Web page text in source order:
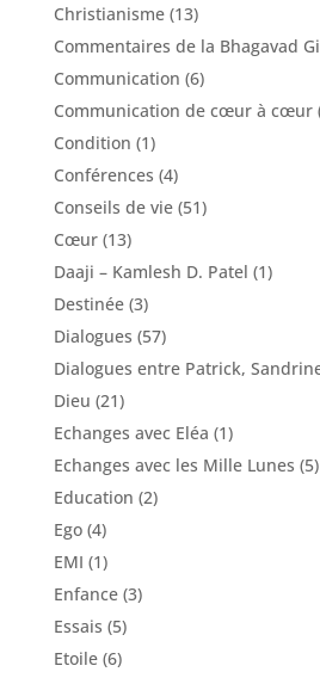
Christianisme(13)
Commentaires de la Bhagavad
Communication (6)
Communication de cœur à cœur
Condition (1)
Conférences (4)
Conseils de vie(51)
Cœur(13)
Daaji – Kamlesh D. Patel (1)
Destinée(3)
Dialogues (57)
Dialogues entre Patrick,
Dieu (21)
Echanges avec Eléa (1)
Echanges avec les Mille Lunes (5)
Education (2)
Ego(4)
EMI (1)
Enfance(3)
Essais (5)
Etoile(6)